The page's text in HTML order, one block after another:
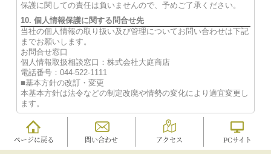
保護に関しての責任は負いませんので、予めご了承ください。
10. 個人情報保護に関する問合せ先
当社の個人情報の取り扱い及び管理についてお問い合わせは下記
までお願いします。
お問合せ窓口
個人情報取扱相談窓口：株式会社大庭商店
電話番号：044-522-1111
■基本方針の改訂・変更
本基本方針は法令などの制定改廃や情勢の変化により適宜変更し
ます。
ページに戻る 問い合わせ アクセス PCサイト